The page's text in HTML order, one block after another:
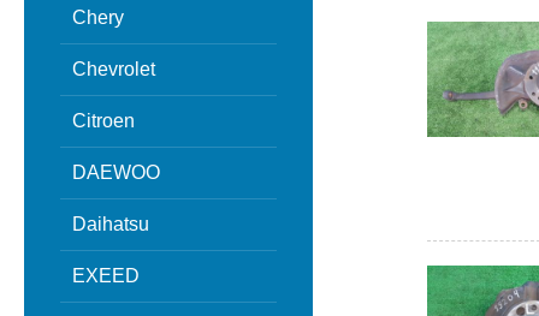
Chery
Chevrolet
Citroen
DAEWOO
Daihatsu
EXEED